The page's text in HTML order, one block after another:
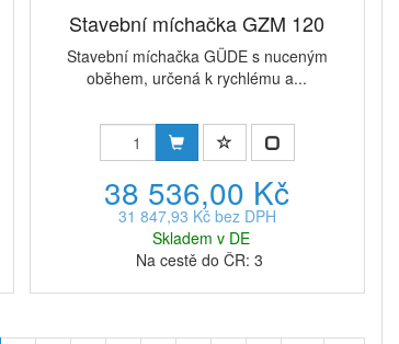
Stavební míchačka GZM 120
Stavební míchačka GÜDE s nuceným
oběhem, určená k rychlému a...
38 536,00 Kč
31 847,93 Kč bez DPH
Skladem v DE
Na cestě do ČR: 3